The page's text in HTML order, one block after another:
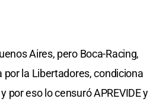
Aires, pero Boca-Racing,
por la Libertadores, condiciona
por eso lo censuró APREVIDE y